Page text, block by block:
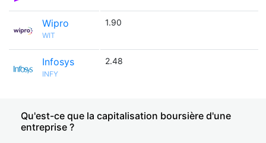
Wipro
WIT
1.90
Infosys
INFY
2.48
Qu'est-ce que la capitalisation boursière d'une
entreprise ?